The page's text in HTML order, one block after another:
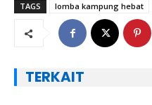
TAGS lomba kampung hebat
TERKAIT